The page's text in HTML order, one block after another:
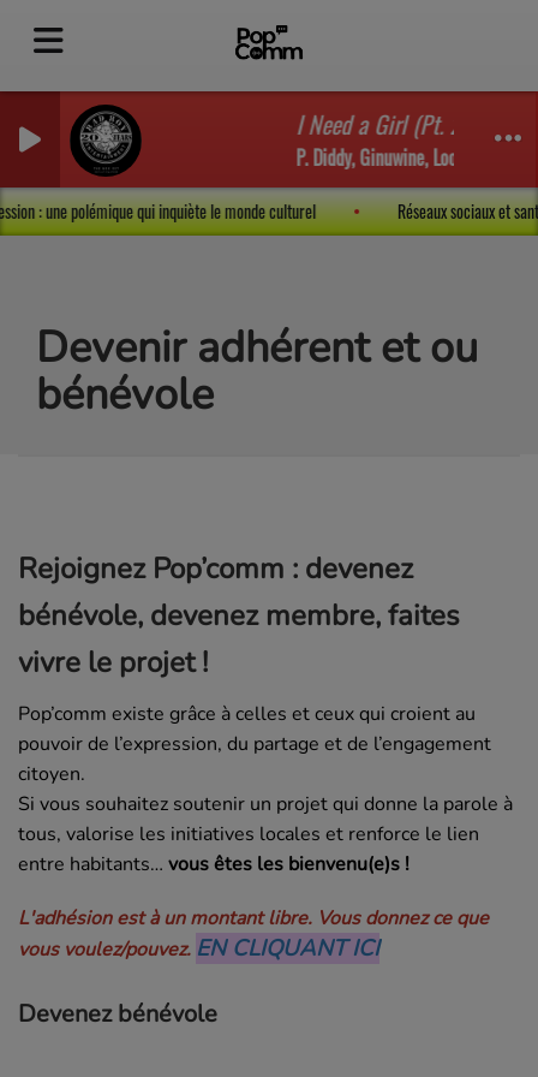
I Need a Girl (Pt. 2)
P. Diddy, Ginuwine, Loon, Mario
: une polémique qui inquiète le monde culturel Réseaux sociaux et
Devenir adhérent et ou
bénévole
Rejoignez Pop’comm : devenez
bénévole, devenez membre, faites
vivre le projet !
Pop’comm existe grâce à celles et ceux qui croient au
pouvoir de l’expression, du partage et de l’engagement
citoyen.
Si vous souhaitez soutenir un projet qui donne la parole à
tous, valorise les initiatives locales et renforce le lien
entre habitants… vous êtes les bienvenu(e)s !
L'adhésion est à un montant libre. Vous donnez ce que
vous voulez/pouvez. EN CLIQUANT ICI
Devenez bénévole